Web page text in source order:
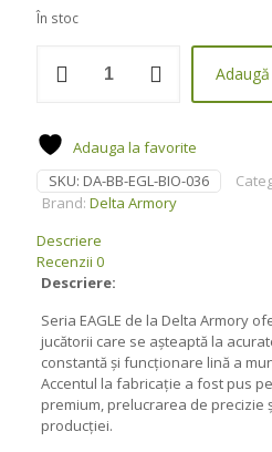
În stoc
Bile
0,36g
2777buc
White
Armory
Adauga la favorite
SKU: DA-BB-EGL-BIO-036
Brand: Delta Armory
Descriere
Recenzii 0
Descriere:
Seria EAGLE de la Delta Armory
jucătorii care se așteaptă la
constantă și funcționare lină a
Accentul la fabricație a fost pus
premium, prelucrarea de precizie
producției.